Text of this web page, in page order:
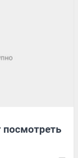
посмотреть